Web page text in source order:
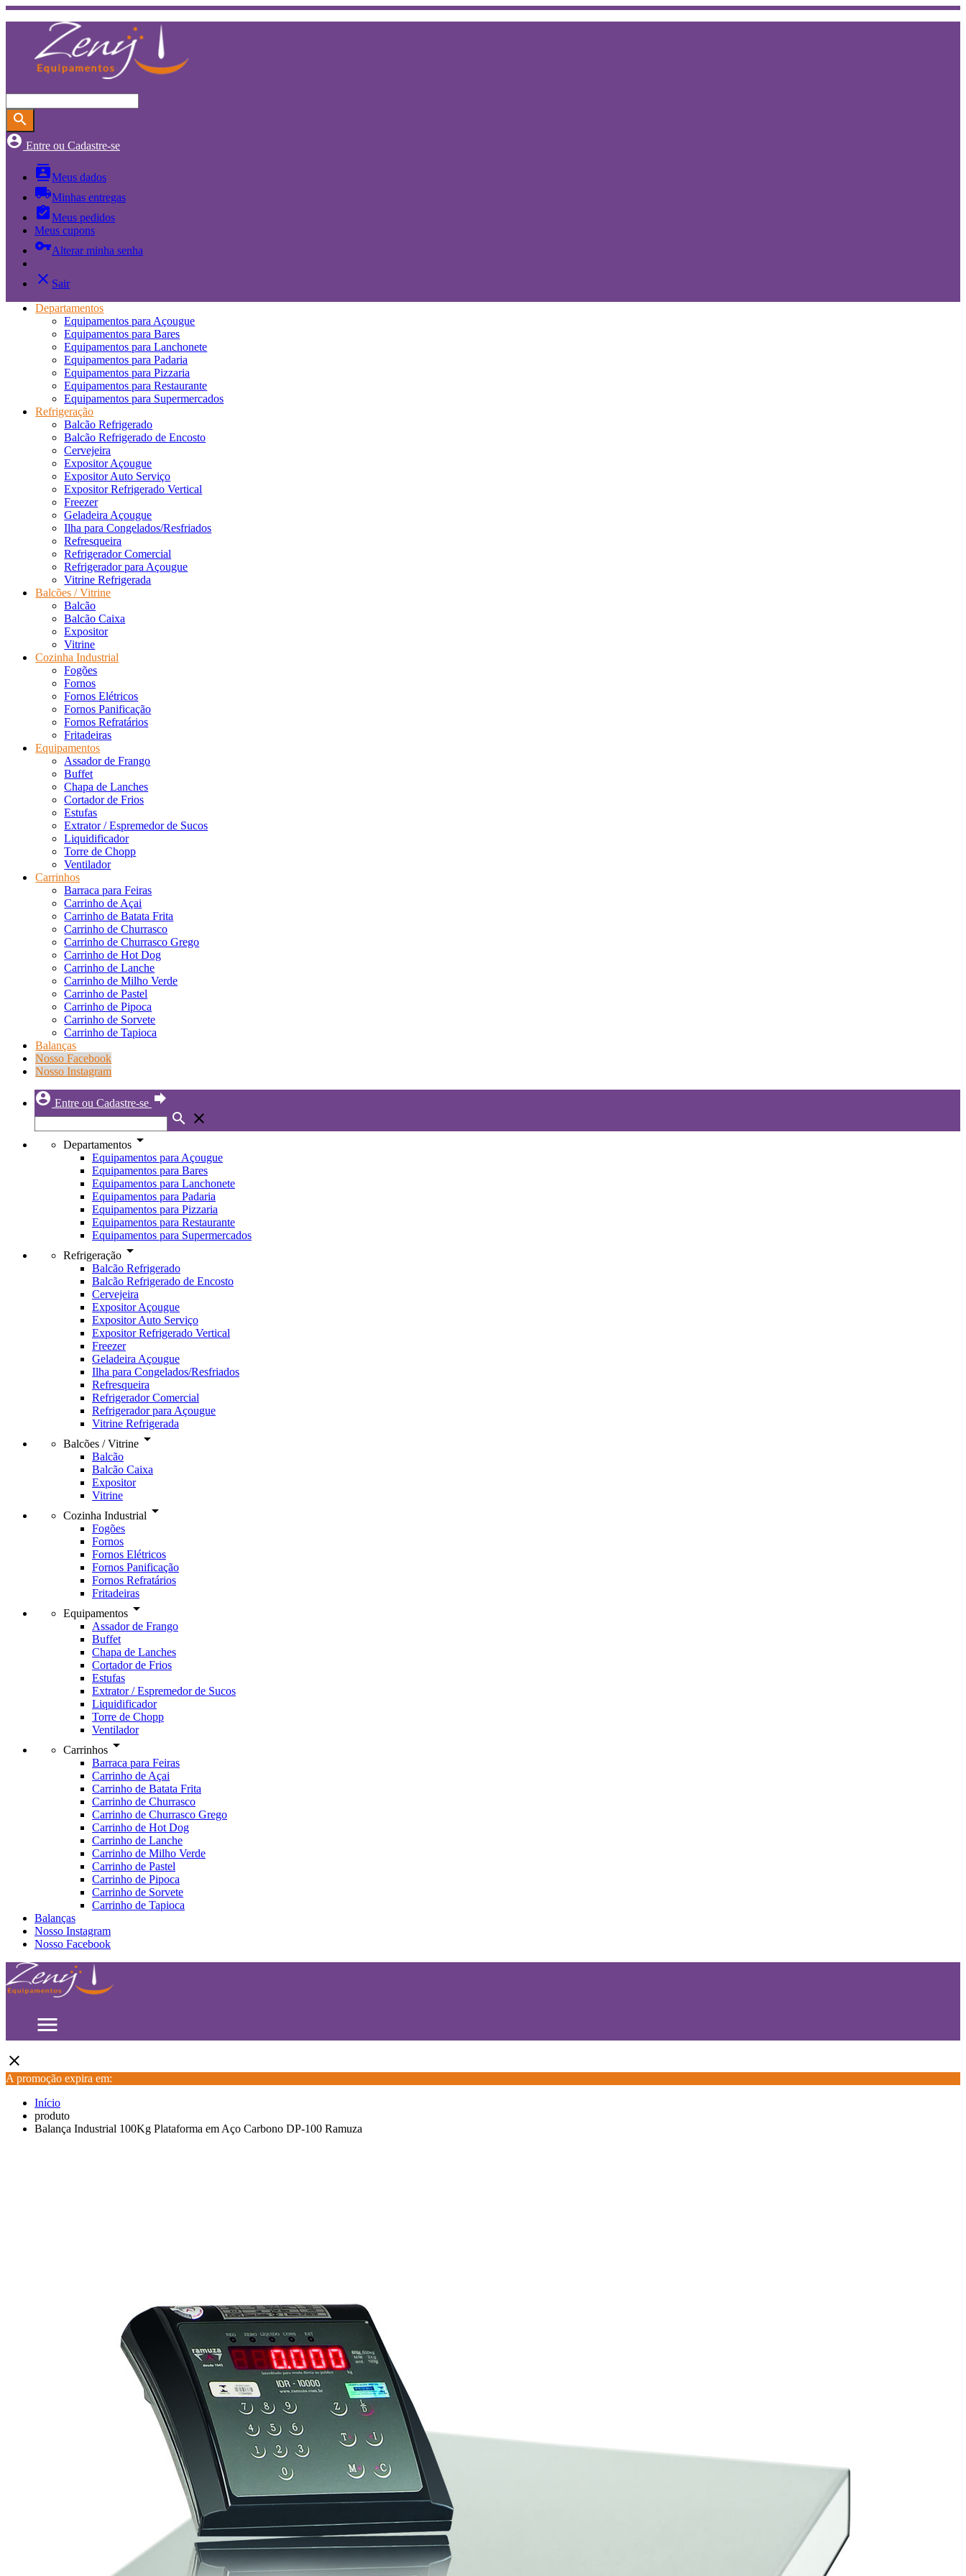
search
account_circle Entre ou Cadastre-se
contactsMeus dados
local_shippingMinhas entregas
assignment_turned_inMeus pedidos
Meus cupons
vpn_keyAlterar minha senha
close Sair
Departamentos
Equipamentos para Açougue
Equipamentos para Bares
Equipamentos para Lanchonete
Equipamentos para Padaria
Equipamentos para Pizzaria
Equipamentos para Restaurante
Equipamentos para Supermercados
Refrigeração
Balcão Refrigerado
Balcão Refrigerado de Encosto
Cervejeira
Expositor Açougue
Expositor Auto Serviço
Expositor Refrigerado Vertical
Freezer
Geladeira Açougue
Ilha para Congelados/Resfriados
Refresqueira
Refrigerador Comercial
Refrigerador para Açougue
Vitrine Refrigerada
Balcões / Vitrine
Balcão
Balcão Caixa
Expositor
Vitrine
Cozinha Industrial
Fogões
Fornos
Fornos Elétricos
Fornos Panificação
Fornos Refratários
Fritadeiras
Equipamentos
Assador de Frango
Buffet
Chapa de Lanches
Cortador de Frios
Estufas
Extrator / Espremedor de Sucos
Liquidificador
Torre de Chopp
Ventilador
Carrinhos
Barraca para Feiras
Carrinho de Açai
Carrinho de Batata Frita
Carrinho de Churrasco
Carrinho de Churrasco Grego
Carrinho de Hot Dog
Carrinho de Lanche
Carrinho de Milho Verde
Carrinho de Pastel
Carrinho de Pipoca
Carrinho de Sorvete
Carrinho de Tapioca
Balanças
Nosso Facebook
Nosso Instagram
account_circle Entre ou Cadastre-se forward
search close
Departamentos arrow_drop_down
Equipamentos para Açougue
Equipamentos para Bares
Equipamentos para Lanchonete
Equipamentos para Padaria
Equipamentos para Pizzaria
Equipamentos para Restaurante
Equipamentos para Supermercados
Refrigeração arrow_drop_down
Balcão Refrigerado
Balcão Refrigerado de Encosto
Cervejeira
Expositor Açougue
Expositor Auto Serviço
Expositor Refrigerado Vertical
Freezer
Geladeira Açougue
Ilha para Congelados/Resfriados
Refresqueira
Refrigerador Comercial
Refrigerador para Açougue
Vitrine Refrigerada
Balcões / Vitrine arrow_drop_down
Balcão
Balcão Caixa
Expositor
Vitrine
Cozinha Industrial arrow_drop_down
Fogões
Fornos
Fornos Elétricos
Fornos Panificação
Fornos Refratários
Fritadeiras
Equipamentos arrow_drop_down
Assador de Frango
Buffet
Chapa de Lanches
Cortador de Frios
Estufas
Extrator / Espremedor de Sucos
Liquidificador
Torre de Chopp
Ventilador
Carrinhos arrow_drop_down
Barraca para Feiras
Carrinho de Açai
Carrinho de Batata Frita
Carrinho de Churrasco
Carrinho de Churrasco Grego
Carrinho de Hot Dog
Carrinho de Lanche
Carrinho de Milho Verde
Carrinho de Pastel
Carrinho de Pipoca
Carrinho de Sorvete
Carrinho de Tapioca
Balanças
Nosso Instagram
Nosso Facebook
menu
close
A promoção expira em:
Início
produto
Balança Industrial 100Kg Plataforma em Aço Carbono DP-100 Ramuza